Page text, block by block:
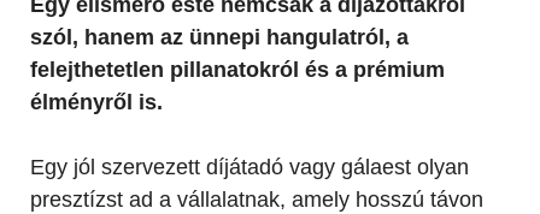
szól, hanem az ünnepi hangulatról, a
felejthetetlen pillanatokról és a prémium
élményről is.
Egy jól szervezett díjátadó vagy gálaest olyan
presztízst ad a vállalatnak, amely hosszú távon